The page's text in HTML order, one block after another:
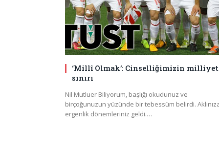
‘Millî Olmak’: Cinselliğimizin
sınırı
Nil Mutluer Biliyorum, başlığı okudunuz ve
birçoğunuzun yüzünde bir tebessüm belirdi.
ergenlik dönemleriniz geldi.…